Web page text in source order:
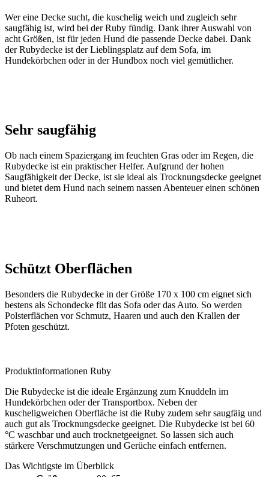
Wer eine Decke sucht, die kuschelig weich und zugleich sehr
saugfähig ist, wird bei der Ruby fündig. Dank ihrer Auswahl von
acht Größen, ist für jeden Hund die passende Decke dabei. Dank
der Rubydecke ist der Lieblingsplatz auf dem Sofa, im
Hundekörbchen oder in der Hundbox noch viel gemütlicher.
Sehr saugfähig
Ob nach einem Spaziergang im feuchten Gras oder im Regen, die
Rubydecke ist ein praktischer Helfer. Aufgrund der hohen
Saugfähigkeit der Decke, ist sie ideal als Trocknungsdecke geeignet
und bietet dem Hund nach seinem nassen Abenteuer einen schönen
Ruheort.
Schützt Oberflächen
Besonders die Rubydecke in der Größe 170 x 100 cm eignet sich
bestens als Schondecke füt das Sofa oder das Auto. So werden
Polsterflächen vor Schmutz, Haaren und auch den Krallen der
Pfoten geschützt.
Produktinformationen Ruby
Die Rubydecke ist die ideale Ergänzung zum Knuddeln im
Hundekörbchen oder der Transportbox. Neben der
kuscheligweichen Oberfläche ist die Ruby zudem sehr saugfäig und
auch gut als Trocknungsdecke geeignet. Die Rubydecke ist bei 60
°C waschbar und auch trocknetgeeignet. So lassen sich auch
stärkere Verschmutzungen und Gerüche einfach entfernen.
Das Wichtigste im Überblick